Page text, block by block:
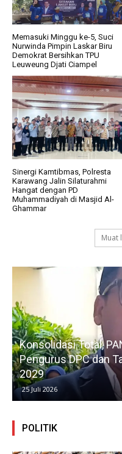
Memasuki Minggu ke-5, Suci
Nurwinda Pimpin Laskar Biru
Demokrat Bersihkan TPU
Leuweung Djati Ciampel
Sinergi Kamtibmas, Polresta
Karawang Jalin Silaturahmi
Hangat dengan PD
Muhammadiyah di Masjid Al-
Ghammar
Muat
Konsolidasi Total,
Pengurus DPC dan
2029
25 Juli 2026
POLITIK